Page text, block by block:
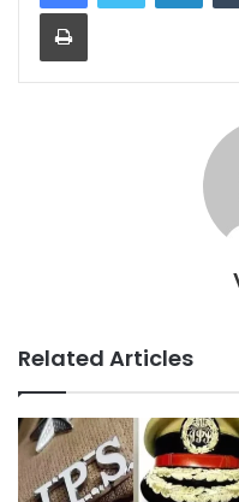
Print
Related Articles